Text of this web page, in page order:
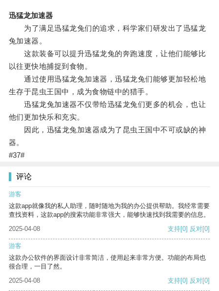
迅猛龙加速器
为了满足迅猛龙兔们的追求，科学家们研发出了迅猛龙
兔加速器。
这款装备可以提升迅猛龙兔的奔跑速度，让他们能够比
以往更快地捕捉到食物。
通过使用迅猛龙兔加速器，迅猛龙兔们能够更加轻松地
生存于昆虫王国中，成为食物链中的猎手。
迅猛龙兔加速器不仅带给迅猛龙兔们更多的机会，也让
他们更加快乐和充实。
因此，迅猛龙兔加速器成为了昆虫王国中不可或缺的神
器。
#37#
评论
游客
这款app就像我的私人助理，随时随地为我的办公提供帮助。我经常需要
查找资料，这款app的搜索功能非常强大，能够快速找到我需要的信息。
2025-04-08
支持[0] 反对[0]
游客
这款办公软件的界面设计非常简洁，使用起来非常方便。功能的布局也
很合理，一目了然。
2025-04-08
支持[0] 反对[0]